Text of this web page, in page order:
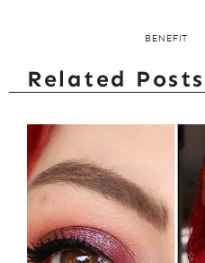
BENEFIT
Related Posts